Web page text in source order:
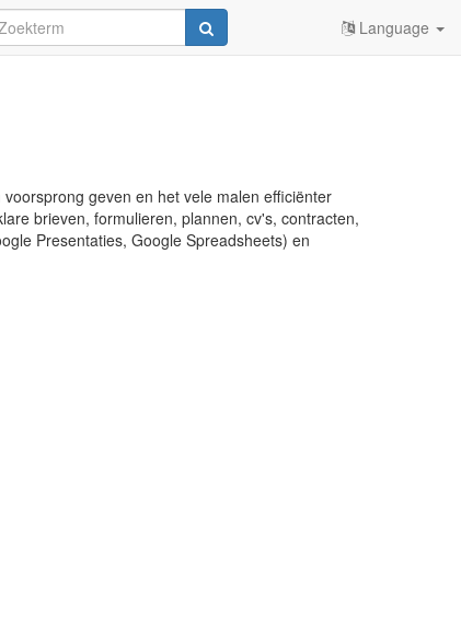
Language
geven en het vele malen efficiënter
brieven, formulieren, plannen, cv's, contracten,
Presentaties, Google Spreadsheets) en